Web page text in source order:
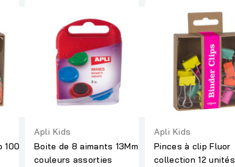
100
Apli Kids
Boite de 8 aimants 13Mm
couleurs assorties
Apli Kids
Pinces à clip Fluor
collection 12 unités